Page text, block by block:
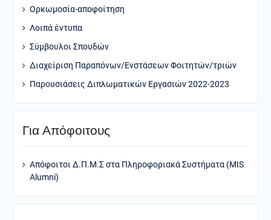
Ορκωμοσία-αποφοίτηση
Λοιπά έντυπα
Σύμβουλοι Σπουδών
Διαχείριση Παραπόνων/Ενστάσεων Φοιτητών/τριών
Παρουσιάσεις Διπλωματικών Εργασιών 2022-2023
Για Απόφοιτους
Απόφοιτοι Δ.Π.Μ.Σ στα Πληροφοριακά Συστήματα (MIS
Alumni)